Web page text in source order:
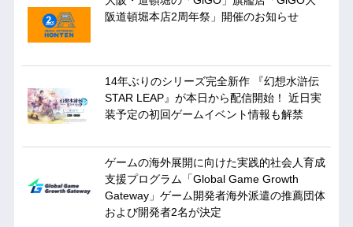
阪道頓堀本店2周年祭」開催のお知らせ
14年ぶりのシリーズ完全新作 『幻想水滸伝
STAR LEAP』が本日から配信開始！ 近日実
装予定の初回ゲームイベント情報も解禁
ゲームの海外展開に向けた実践的社会人育成
支援プログラム「Global Game Growth
Gateway」ゲーム開発者海外派遣の推薦団体
および開発者2名が決定